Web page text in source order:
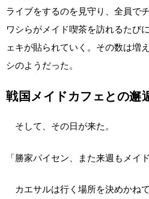
ライブをするのを見守り、全員で
ワシらがメイド喫茶を訪れるたび
ェキが貼られていく。その数は増
シのようだった。
戦国メイドカフェとの邂
そして、その日が来た。
「勝家パイセン、また来週もメイ
カエサルは行く場所を決めかね